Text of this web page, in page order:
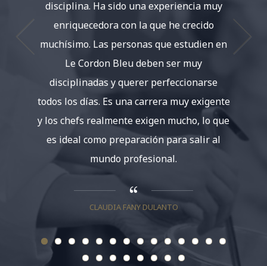
disciplina. Ha sido una experiencia muy
enriquecedora con la que he crecido
muchísimo. Las personas que estudien en
Le Cordon Bleu deben ser muy
disciplinadas y querer perfeccionarse
todos los días. Es una carrera muy exigente
y los chefs realmente exigen mucho, lo que
es ideal como preparación para salir al
mundo profesional.
CLAUDIA FANY DULANTO
que